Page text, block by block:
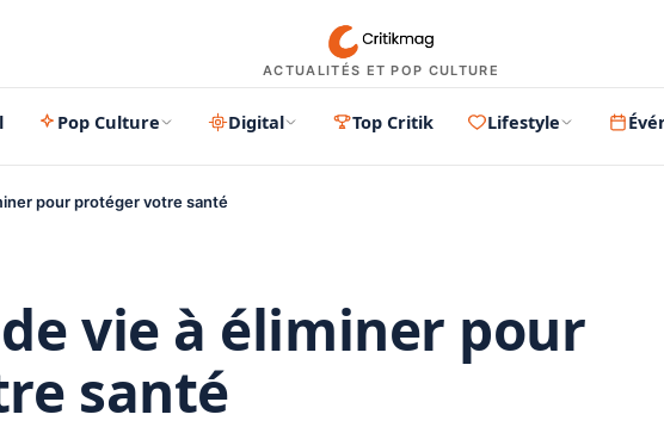
ACTUALITÉS ET POP CULTURE
Pop Culture Digital Top Critik Lifestyle
pour protéger votre santé
vie à éliminer pour
santé